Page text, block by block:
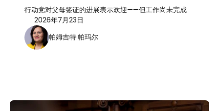
行动党对父母签证的进展表示欢迎——但工作尚未完成
2026年7月23日
帕姆吉特·帕玛尔